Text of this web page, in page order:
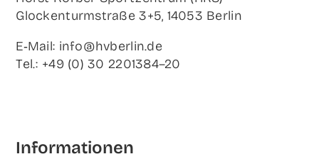
Glo­cken­turm­stra­ße 3+5, 14053 Berlin
E‑Mail: info@hvberlin.de
Tel.: +49 (0) 30 2201384–20
Infor­ma­tio­nen